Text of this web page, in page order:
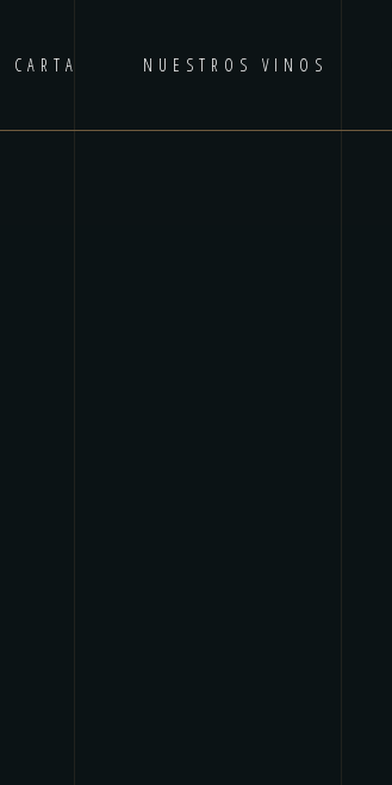
CARTA NUESTROS VINOS